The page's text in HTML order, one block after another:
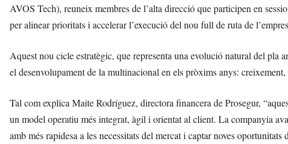
AVOS Tech), reuneix membres de l’alta direcció que participen en
per alinear prioritats i accelerar l’execució del nou full de ruta de
Aquest nou cicle estratègic, que representa una evolució natural del pla
el desenvolupament de la multinacional en els pròxims anys:
Tal com explica Maite Rodríguez, directora financera de Prosegur,
un model operatiu més integrat, àgil i orientat al client. La companyia
amb més rapidesa a les necessitats del mercat i captar noves